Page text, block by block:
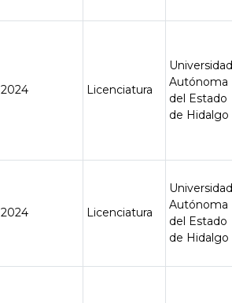
2024 Licenciatura
Autónoma
del Estado
de Hidalgo
2024 Licenciatura
Autónoma
del Estado
de Hidalgo